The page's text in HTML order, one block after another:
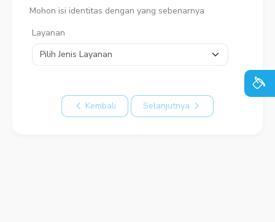
Mohon isi identitas dengan yang sebenarnya
Layanan
Kembali Selanjutnya